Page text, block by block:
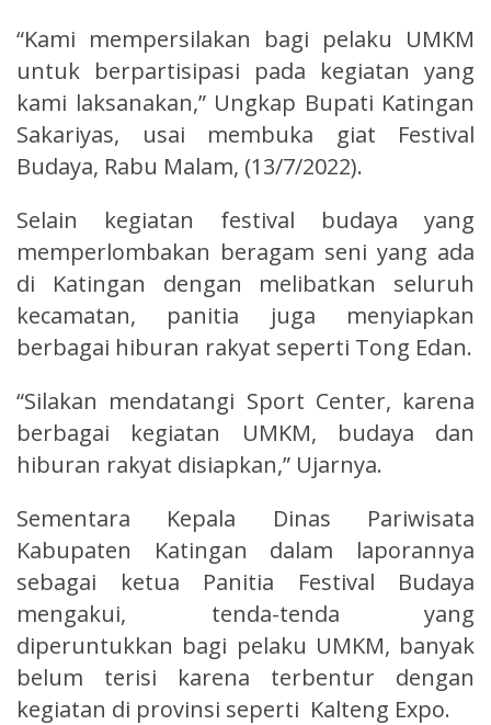
“Kami mempersilakan bagi pelaku UMKM
untuk berpartisipasi pada kegiatan yang
kami laksanakan,” Ungkap Bupati Katingan
Sakariyas, usai membuka giat Festival
Budaya, Rabu Malam, (13/7/2022).
Selain kegiatan festival budaya yang
memperlombakan beragam seni yang ada
di Katingan dengan melibatkan seluruh
kecamatan, panitia juga menyiapkan
berbagai hiburan rakyat seperti Tong Edan.
“Silakan mendatangi Sport Center, karena
berbagai kegiatan UMKM, budaya dan
hiburan rakyat disiapkan,” Ujarnya.
Sementara Kepala Dinas Pariwisata
Kabupaten Katingan dalam laporannya
sebagai ketua Panitia Festival Budaya
mengakui, tenda-tenda yang
diperuntukkan bagi pelaku UMKM, banyak
belum terisi karena terbentur dengan
kegiatan di provinsi seperti Kalteng Expo.